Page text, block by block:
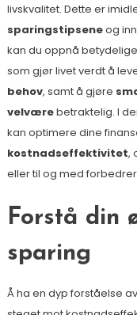
livskvalitet. Dette er
sparingstipseneog
kan du oppnå
som gjør livet verdt å
behov, samt å gjøre
velværebetraktelig. I
kan optimere dine
kostnadseffektivitet,
eller til og med
Forstå din
sparing
Å ha en dyp forståelse